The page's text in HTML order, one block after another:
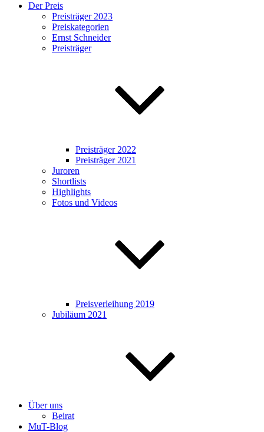
Der Preis
Preisträger 2023
Preiskategorien
Ernst Schneider
Preisträger
Preisträger 2022
Preisträger 2021
Juroren
Shortlists
Highlights
Fotos und Videos
Preisverleihung 2019
Jubiläum 2021
Über uns
Beirat
MuT-Blog